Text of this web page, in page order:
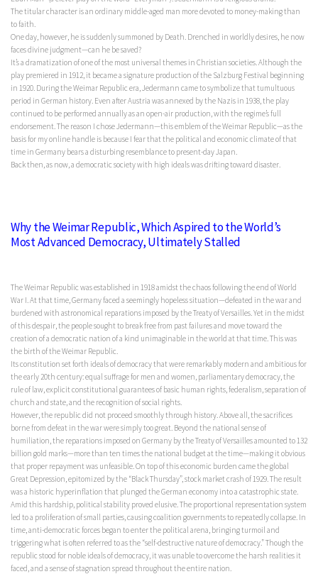
The titular character is an ordinary middle-aged man more devoted to money-making than
to faith.
One day, however, he is suddenly summoned by Death. Drenched in worldly desires, he now
faces divine judgment—can he be saved?
It’s a dramatization of one of the most universal themes in Christian societies. Although the
play premiered in 1912, it became a signature production of the Salzburg Festival beginning
in 1920. During the Weimar Republic era, Jedermann came to symbolize that tumultuous
period in German history. Even after Austria was annexed by the Nazis in 1938, the play
continued to be performed annually as an open-air production, with the regime’s full
endorsement. The reason I chose Jedermann—this emblem of the Weimar Republic—as the
basis for my online handle is because I fear that the political and economic climate of that
time in Germany bears a disturbing resemblance to present-day Japan.
Back then, as now, a democratic society with high ideals was drifting toward disaster.
Why the Weimar Republic, Which Aspired to the World’s
Most Advanced Democracy, Ultimately Stalled
The Weimar Republic was established in 1918 amidst the chaos following the end of World
War I. At that time, Germany faced a seemingly hopeless situation—defeated in the war and
burdened with astronomical reparations imposed by the Treaty of Versailles. Yet in the midst
of this despair, the people sought to break free from past failures and move toward the
creation of a democratic nation of a kind unimaginable in the world at that time. This was
the birth of the Weimar Republic.
Its constitution set forth ideals of democracy that were remarkably modern and ambitious for
the early 20th century: equal suffrage for men and women, parliamentary democracy, the
rule of law, explicit constitutional guarantees of basic human rights, federalism, separation of
church and state, and the recognition of social rights.
However, the republic did not proceed smoothly through history. Above all, the sacrifices
borne from defeat in the war were simply too great. Beyond the national sense of
humiliation, the reparations imposed on Germany by the Treaty of Versailles amounted to 132
billion gold marks—more than ten times the national budget at the time—making it obvious
that proper repayment was unfeasible. On top of this economic burden came the global
Great Depression, epitomized by the “Black Thursday”, stock market crash of 1929. The result
was a historic hyperinflation that plunged the German economy into a catastrophic state.
Amid this hardship, political stability proved elusive. The proportional representation system
led to a proliferation of small parties, causing coalition governments to repeatedly collapse. In
time, anti-democratic forces began to enter the political arena, bringing turmoil and
triggering what is often referred to as the “self-destructive nature of democracy.” Though the
republic stood for noble ideals of democracy, it was unable to overcome the harsh realities it
faced, and a sense of stagnation spread throughout the entire nation.